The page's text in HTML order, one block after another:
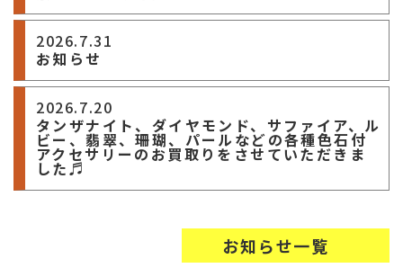
2026.7.31
お知らせ
2026.7.20
タンザナイト、ダイヤモンド、サファイア、ル
ビー、翡翠、珊瑚、パールなどの各種色石付
アクセサリーのお買取りをさせていただきま
した♬
お知らせ一覧